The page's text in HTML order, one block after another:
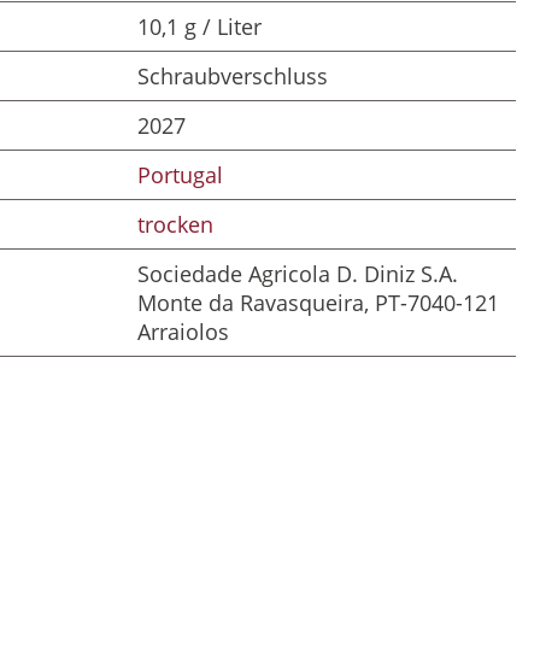
10,1 g / Liter
Schraubverschluss
2027
Portugal
trocken
Sociedade Agricola D. Diniz S.A.
Monte da Ravasqueira, PT-7040-121
Arraiolos